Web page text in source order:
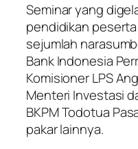
Seminar yang
pendidikan
sejumlah
Bank Indonesia
Komisioner LPS
Menteri Investasi
BKPM Todotua
pakar lainnya.